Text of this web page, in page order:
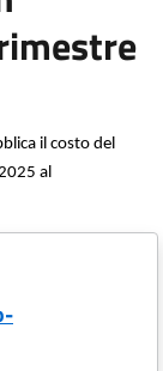
il costo del
al